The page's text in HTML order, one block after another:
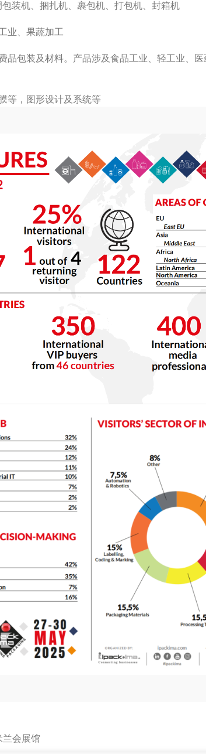
装机、捆扎机、裹包机、打包机、封箱机
业、果蔬加工
品包装及材料。产品涉及食品工业、轻工业、
等，图形设计及系统等
兰会展馆